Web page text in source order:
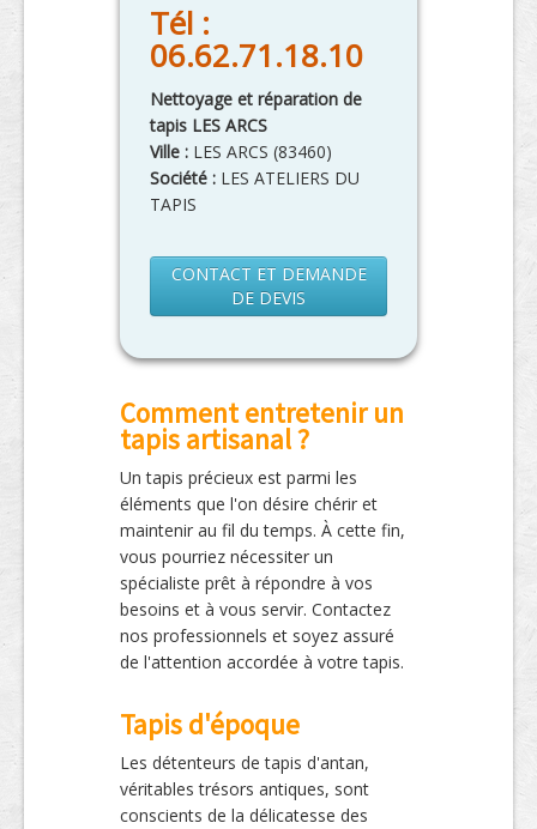
Tél :
06.62.71.18.10
Nettoyage et réparation de
tapis LES ARCS
Ville : LES ARCS (83460)
Société : LES ATELIERS DU
TAPIS
CONTACT ET DEMANDE
DE DEVIS
Comment entretenir un
tapis artisanal ?
Un tapis précieux est parmi les
éléments que l'on désire chérir et
maintenir au fil du temps. À cette fin,
vous pourriez nécessiter un
spécialiste prêt à répondre à vos
besoins et à vous servir. Contactez
nos professionnels et soyez assuré
de l'attention accordée à votre tapis.
Tapis d'époque
Les détenteurs de tapis d'antan,
véritables trésors antiques, sont
conscients de la délicatesse des